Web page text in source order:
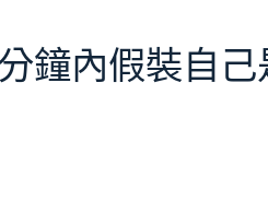
鐘內假裝自